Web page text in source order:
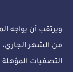
من الشهر الجاري،
التصفيات